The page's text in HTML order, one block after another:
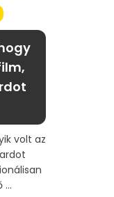
volt az
...